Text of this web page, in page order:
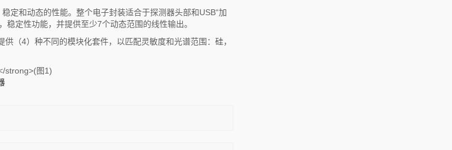
定和动态的性能。整个电子封装适合于探测器头部和USB“加
定性功能，并提供至少7个动态范围的线性输出。
（4）种不同的模块化套件，以匹配灵敏度和光谱范围：硅，